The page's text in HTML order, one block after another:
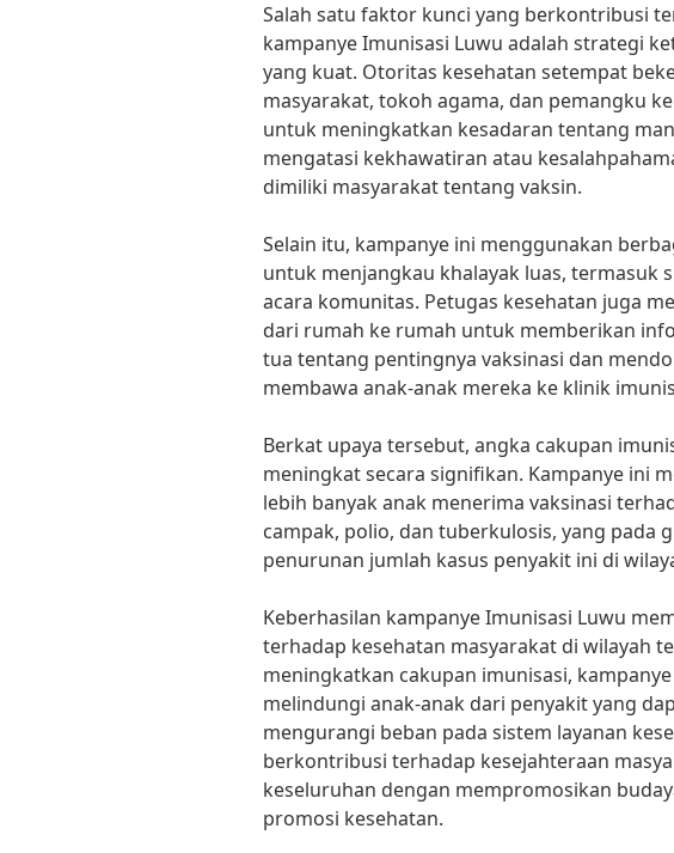
Salah satu faktor kunci yang berkontribusi
kampanye Imunisasi Luwu adalah strategi
yang kuat. Otoritas kesehatan setempat
masyarakat, tokoh agama, dan pemangku
untuk meningkatkan kesadaran tentang
mengatasi kekhawatiran atau
dimiliki masyarakat tentang vaksin.
Selain itu, kampanye ini menggunakan
untuk menjangkau khalayak luas, termasuk
acara komunitas. Petugas kesehatan juga
dari rumah ke rumah untuk memberikan
tua tentang pentingnya vaksinasi dan
membawa anak-anak mereka ke klinik
Berkat upaya tersebut, angka cakupan
meningkat secara signifikan. Kampanye ini
lebih banyak anak menerima vaksinasi
campak, polio, dan tuberkulosis, yang pada
penurunan jumlah kasus penyakit ini di
Keberhasilan kampanye Imunisasi Luwu
terhadap kesehatan masyarakat di wilayah
meningkatkan cakupan imunisasi,
melindungi anak-anak dari penyakit yang
mengurangi beban pada sistem layanan
berkontribusi terhadap kesejahteraan
keseluruhan dengan mempromosikan
promosi kesehatan.